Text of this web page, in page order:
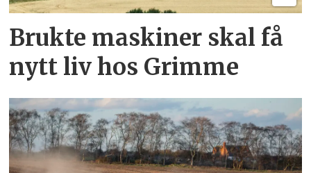
Brukte maskiner skal få
nytt liv hos Grimme